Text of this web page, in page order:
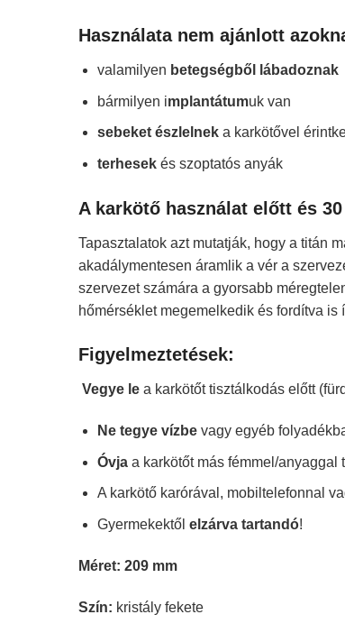
Használata nem ajánlott
valamilyen betegségből lábadoznak
bármilyen implantátumuk van
sebeket észlelneka karkötővel
terhesekés szoptatós anyák
A karkötő használat előtt és
Tapasztalatok azt mutatják, hogy a titán
akadálymentesen áramlik a vér a
szervezet számára a gyorsabb
hőmérséklet megemelkedik és fordítva is
Figyelmeztetések:
Vegye le a karkötőt tisztálkodás előtt
Ne tegye vízbevagy egyéb
Óvjaa karkötőt más fémmel/anyaggal
A karkötő karórával, mobiltelefonnal
Gyermekektől elzárva tartandó!
Méret: 209 mm
Szín: kristály fekete